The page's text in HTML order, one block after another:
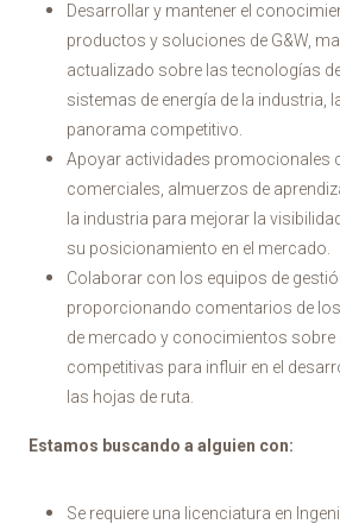
Desarrollar y mantener el
productos y soluciones de G&W,
actualizado sobre las tecnologías
sistemas de energía de la industria,
panorama competitivo.
Apoyar actividades promocionales
comerciales, almuerzos de
la industria para mejorar la
su posicionamiento en el mercado.
Colaborar con los equipos de
proporcionando comentarios de
de mercado y conocimientos sobre
competitivas para influir en el
las hojas de ruta.
Estamos buscando a alguien con:
Se requiere una licenciatura en